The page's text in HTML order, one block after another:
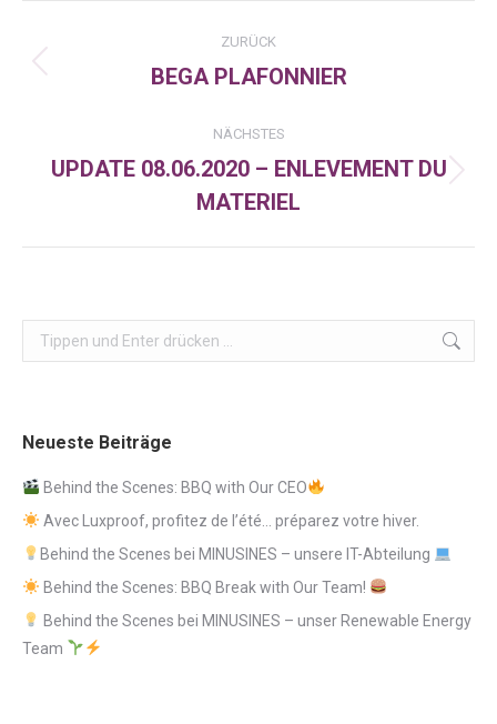
Kommentarnavigation
ZURÜCK
Vorheriger
BEGA PLAFONNIER
NÄCHSTES
Nächster
Beitrag:
UPDATE 08.06.2020 – ENLEVEMENT DU
MATERIEL
Search:
Neueste Beiträge
Behind the Scenes: BBQ with Our CEO
Avec Luxproof, profitez de l’été… préparez votre hiver.
Behind the Scenes bei MINUSINES – unsere IT-Abteilung
Behind the Scenes: BBQ Break with Our Team!
Behind the Scenes bei MINUSINES – unser Renewable Energy
Team